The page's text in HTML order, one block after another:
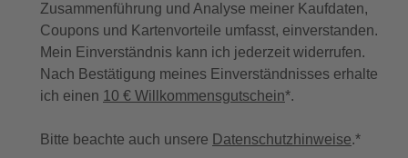
Zusammenführung und Analyse meiner Kaufdaten,
Coupons und Kartenvorteile umfasst, einverstanden.
Mein Einverständnis kann ich jederzeit widerrufen.
Nach Bestätigung meines Einverständnisses erhalte
ich einen 10 € Willkommensgutschein*.
Bitte beachte auch unsere Datenschutzhinweise.